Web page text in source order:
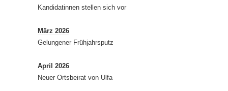
Kandidatinnen stellen sich vor
März 2026
Gelungener Frühjahrsputz
April 2026
Neuer Ortsbeirat von Ulfa